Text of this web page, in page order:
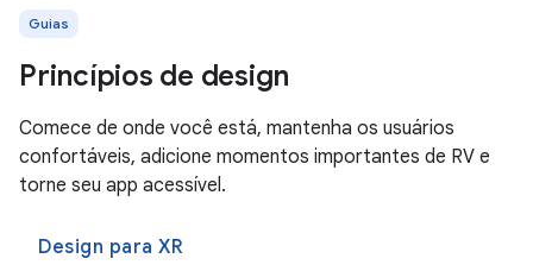
Guias
Princípios de design
Comece de onde você está, mantenha os usuários
confortáveis, adicione momentos importantes de RV e
torne seu app acessível.
Design para XR